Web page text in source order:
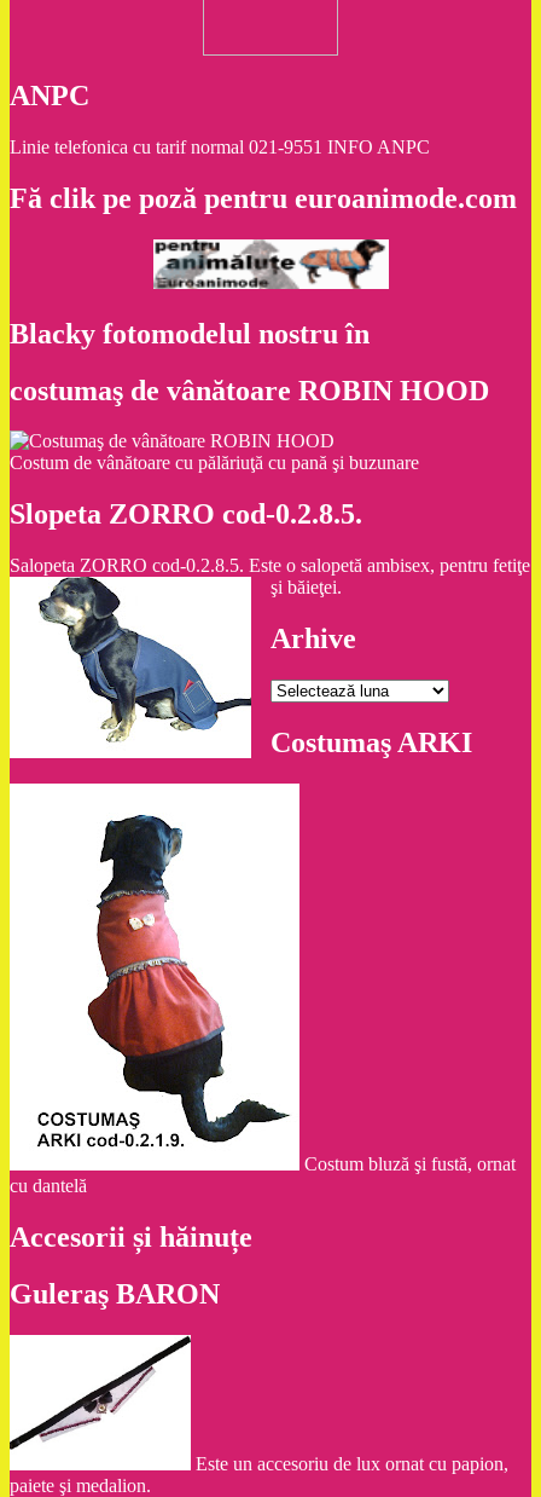
ANPC
Linie telefonica cu tarif normal 021-9551 INFO ANPC
Fă clik pe poză pentru euroanimode.com
Blacky fotomodelul nostru în
costumaş de vânătoare ROBIN HOOD
Costum de vânătoare cu pălăriuţă cu pană şi buzunare
Slopeta ZORRO cod-0.2.8.5.
Salopeta ZORRO cod-0.2.8.5. Este o salopetă ambisex, pentru fetiţe
şi băieţei.
Arhive
Arhive
Costumaş ARKI
Costum bluză şi fustă, ornat
cu dantelă
Accesorii și hăinuțe
Guleraş BARON
Este un accesoriu de lux ornat cu papion,
paiete şi medalion.